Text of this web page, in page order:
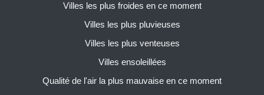
Villes les plus froides en ce moment
Villes les plus pluvieuses
Villes les plus venteuses
Villes ensoleillées
Qualité de l'air la plus mauvaise en ce moment